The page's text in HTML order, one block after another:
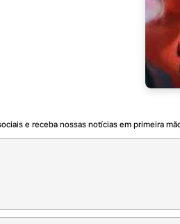
e receba nossas notícias em primeira